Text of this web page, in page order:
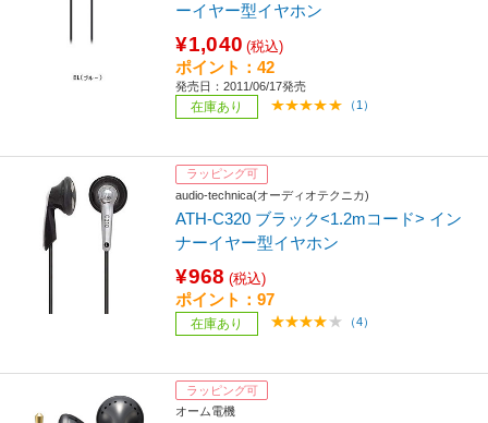
ーイヤー型イヤホン
¥1,040 (税込)
ポイント：42
発売日：2011/06/17発売
在庫あり （1）
ラッピング可
audio-technica(オーディオテクニカ)
ATH-C320 ブラック<1.2mコード> イン
ナーイヤー型イヤホン
¥968 (税込)
ポイント：97
在庫あり （4）
ラッピング可
オーム電機